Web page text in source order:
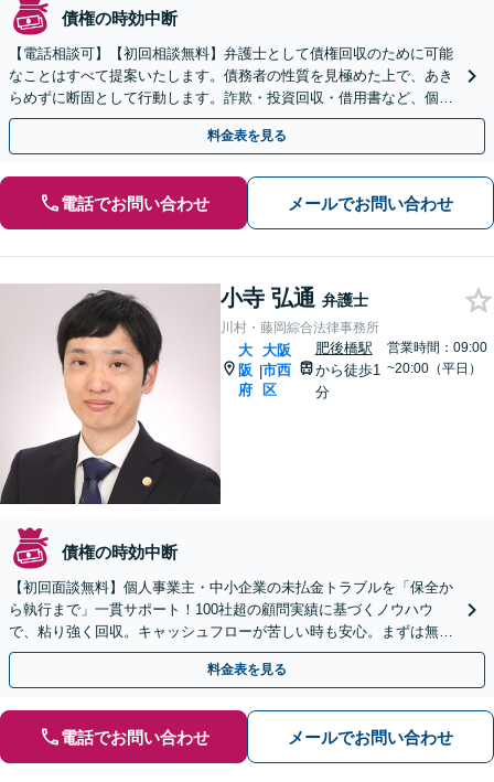
債権の時効中断
【電話相談可】【初回相談無料】弁護士として債権回収のために可能
なことはすべて提案いたします。債務者の性質を見極めた上で、あき
らめずに断固として行動します。詐欺・投資回収・借用書など、個
人・法人を問わず、まずはお電話ください。
料金表を見る
電話でお問い合わせ メールでお問い合わせ
小寺 弘通 弁護士
川村・藤岡綜合法律事務所
大
阪
府
|
大阪
市西
区
肥後橋駅
から徒歩1
分
営業時間：09:00
~20:00（平日）
債権の時効中断
【初回面談無料】個人事業主・中小企業の未払金トラブルを「保全か
ら執行まで」一貫サポート！100社超の顧問実績に基づくノウハウ
で、粘り強く回収。キャッシュフローが苦しい時も安心。まずは無料
相談で解決の糸口を【後払い相談可】
料金表を見る
電話でお問い合わせ メールでお問い合わせ